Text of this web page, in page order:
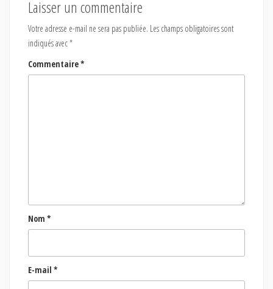
Laisser un commentaire
Votre adresse e-mail ne sera pas publiée. Les champs obligatoires sont
indiqués avec*
Commentaire*
Nom *
E-mail *